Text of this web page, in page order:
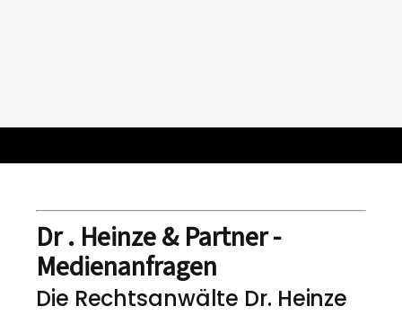
Dr . Heinze & Partner -
Medienanfragen
Die Rechtsanwälte Dr. Heinze